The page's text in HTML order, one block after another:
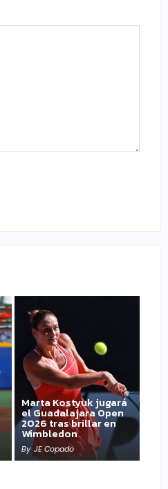
Marta Kostyuk jugará
el Guadalajara Open
2026 tras brillar en
Wimbledon
By JE Copado